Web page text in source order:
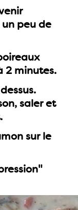
peu de
2 minutes.
saler et
sur le